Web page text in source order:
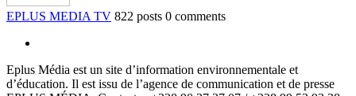
EPLUS MEDIA TV 822 posts 0 comments
Eplus Média est un site d’information environnementale et
d’éducation. Il est issu de l’agence de communication et de presse